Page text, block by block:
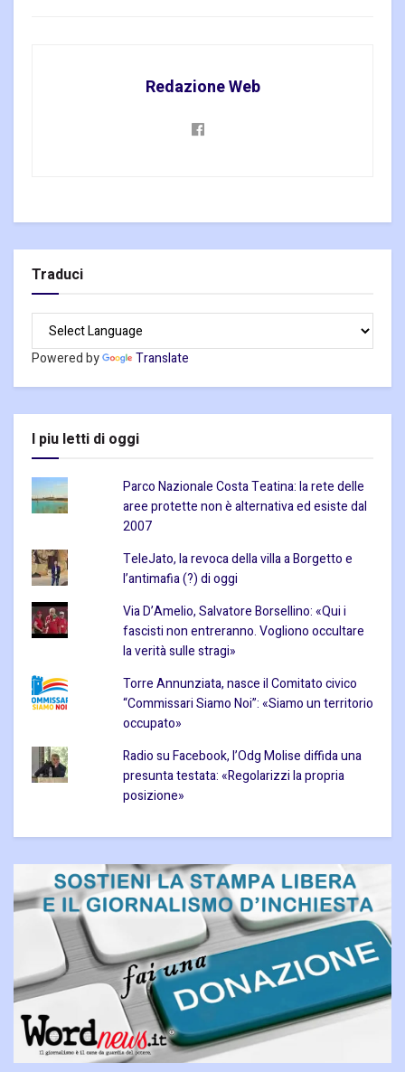
Redazione Web
Traduci
Powered by Translate
I piu letti di oggi
Parco Nazionale Costa Teatina: la rete delle
aree protette non è alternativa ed esiste dal
2007
TeleJato, la revoca della villa a Borgetto e
l’antimafia (?) di oggi
Via D’Amelio, Salvatore Borsellino: «Qui i
fascisti non entreranno. Vogliono occultare
la verità sulle stragi»
Torre Annunziata, nasce il Comitato civico
“Commissari Siamo Noi”: «Siamo un territorio
occupato»
Radio su Facebook, l’Odg Molise diffida una
presunta testata: «Regolarizzi la propria
posizione»